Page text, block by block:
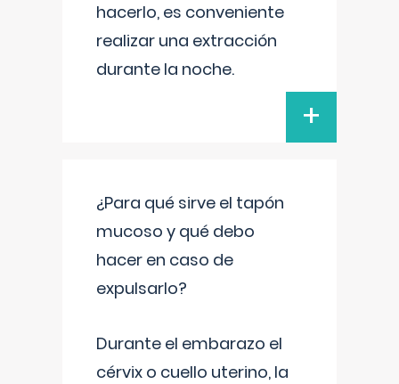
hacerlo, es conveniente
realizar una extracción
durante la noche.
+
¿Para qué sirve el tapón
mucoso y qué debo
hacer en caso de
expulsarlo?
Durante el embarazo el
cérvix o cuello uterino, la